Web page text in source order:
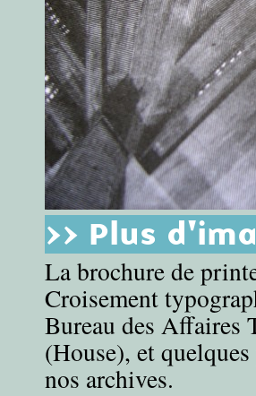
>> Plus
La brochure de
Croisement
Bureau des Affaires
(House), et
nos archives.